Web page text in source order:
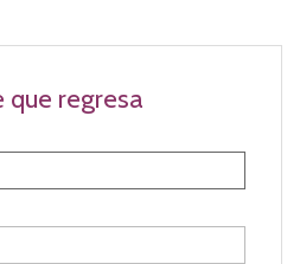
que regresa